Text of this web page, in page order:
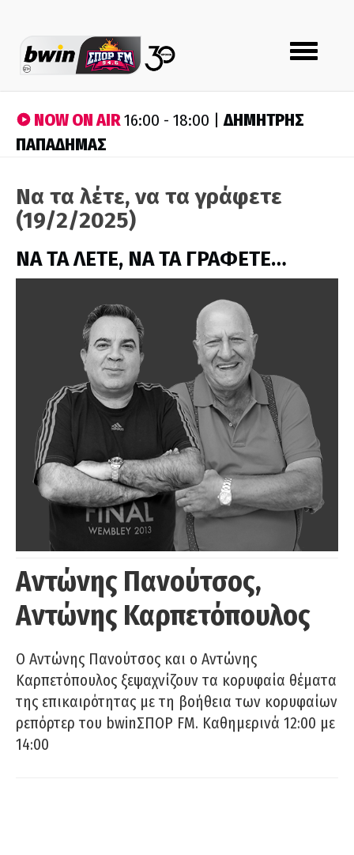
Toggle
navigation
NOW ON AIR16:00 - 18:00 |ΔΗΜΗΤΡΗΣ
ΠΑΠΑΔΗΜΑΣ
Να τα λέτε, να τα γράφετε
(19/2/2025)
ΝΑ ΤΑ ΛΕΤΕ, ΝΑ ΤΑ ΓΡΑΦΕΤΕ…
Αντώνης Πανούτσος,
Αντώνης Καρπετόπουλος
Ο Αντώνης Πανούτσος και ο Αντώνης
Καρπετόπουλος ξεψαχνίζουν τα κορυφαία θέματα
της επικαιρότητας με τη βοήθεια των κορυφαίων
ρεπόρτερ του bwinΣΠΟΡ FM. Καθημερινά 12:00 με
14:00